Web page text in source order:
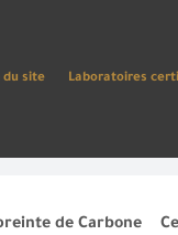
du site Laboratoires
de Carbone